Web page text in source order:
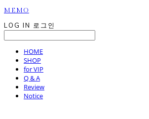
MEMO
LOG IN
로그인
HOME
SHOP
for VIP
Q & A
Review
Notice